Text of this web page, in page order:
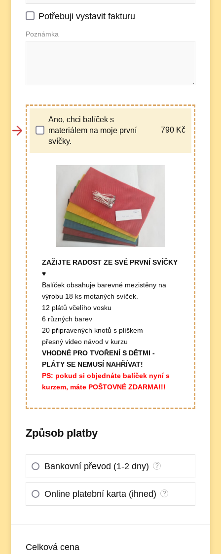
Potřebuji vystavit fakturu
Poznámka
Ano, chci balíček s
materiálem na moje první
svíčky.
790Kč
ZAŽIJTE RADOST ZE SVÉ PRVNÍ SVÍČKY
♥
Balíček obsahuje barevné mezistěny na
výrobu 18 ks motaných svíček.
12 plátů včelího vosku
6 různých barev
20 připravených knotů s plíškem
přesný video návod v kurzu
VHODNÉ PRO TVOŘENÍ S DĚTMI -
PLÁTY SE NEMUSÍ NAHŘÍVAT!
PS: pokud si objednáte balíček nyní s
kurzem, máte POŠTOVNÉ ZDARMA!!!
Způsob platby
Bankovní převod (1-2 dny) ?
Online platební karta (ihned) ?
Celková cena